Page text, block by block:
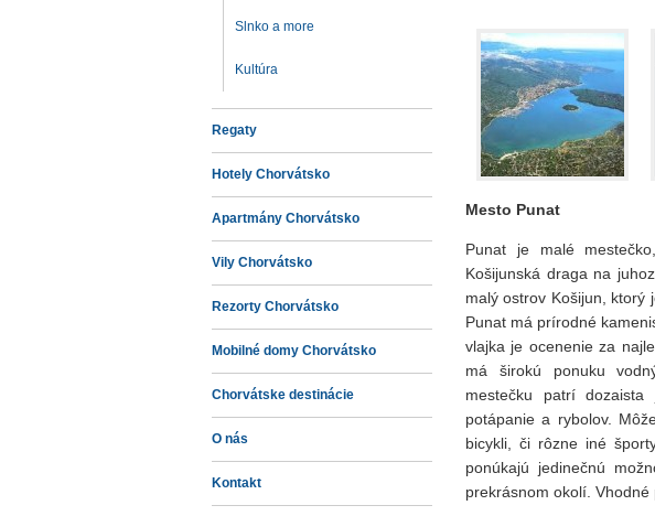
Slnko a more
Kultúra
Regaty
Hotely Chorvátsko
Apartmány Chorvátsko
Vily Chorvátsko
Rezorty Chorvátsko
Mobilné domy Chorvátsko
Chorvátske destinácie
O nás
Kontakt
Mesto Punat
Punat je malé
Košijunská draga na
malý ostrov Košijun, ktorý
Punat má prírodné
vlajka je ocenenie za
má širokú ponuku
mestečku patrí dozaista
potápanie a rybolov.
bicykli, či rôzne iné
ponúkajú jedinečnú
prekrásnom okolí.